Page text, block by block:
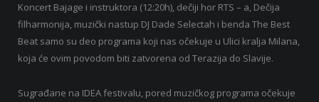
Koncert Bajage i instruktora (12:20h), dečiji hor RTS – a, Dečija
filharmonija, muzički nastup DJ Dade Selectah i benda The Best
Beat samo su deo programa koji nas očekuje u Ulici kralja Milana,
koja će ovim povodom biti zatvorena od Terazija do Slavije.
Sugrađane na IDEA festivalu, pored muzičkog programa očekuje